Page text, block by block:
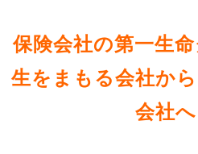
保険会社の第一生
生をまもる会社か
会社へ